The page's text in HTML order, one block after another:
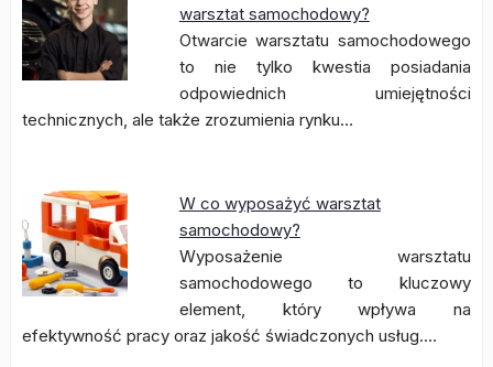
warsztat samochodowy?
Otwarcie warsztatu samochodowego
to nie tylko kwestia posiadania
odpowiednich umiejętności
technicznych, ale także zrozumienia rynku…
W co wyposażyć warsztat
samochodowy?
Wyposażenie warsztatu
samochodowego to kluczowy
element, który wpływa na
efektywność pracy oraz jakość świadczonych usług.…